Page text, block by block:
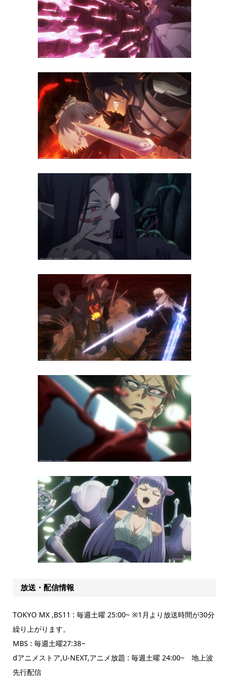
放送・配信情報
TOKYO MX ,BS11 : 毎週土曜 25:00~ ※1月より放送時間が30分
繰り上がります。
MBS : 毎週土曜27:38~
dアニメストア,U-NEXT,アニメ放題 : 毎週土曜 24:00~ 地上波
先行配信